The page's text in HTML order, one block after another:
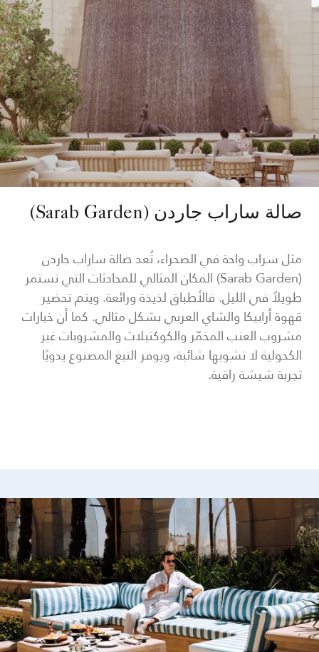
صالة ساراب جاردن (Sarab Garden)
مثل سراب واحة في الصحراء، تُعد صالة ساراب جاردن
(Sarab Garden) المكان المثالي للمحادثات التي تستمر
طويلاً في الليل. فالأطباق لذيذة ورائعة. ويتم تحضير
قهوة أرابيكا والشاي العربي بشكل مثالي. كما أن خيارات
مشروب العنب المخمّر والكوكتيلات والمشروبات غير
الكحولية لا تشوبها شائبة، ويوفر التبغ المصنوع يدويًا
تجربة شيشة راقية.